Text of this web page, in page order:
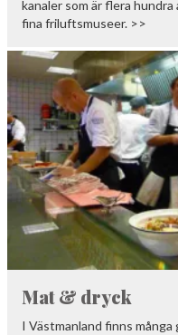
kanaler som är flera
fina friluftsmuseer. >>
Mat & dryck
I Västmanland finns många